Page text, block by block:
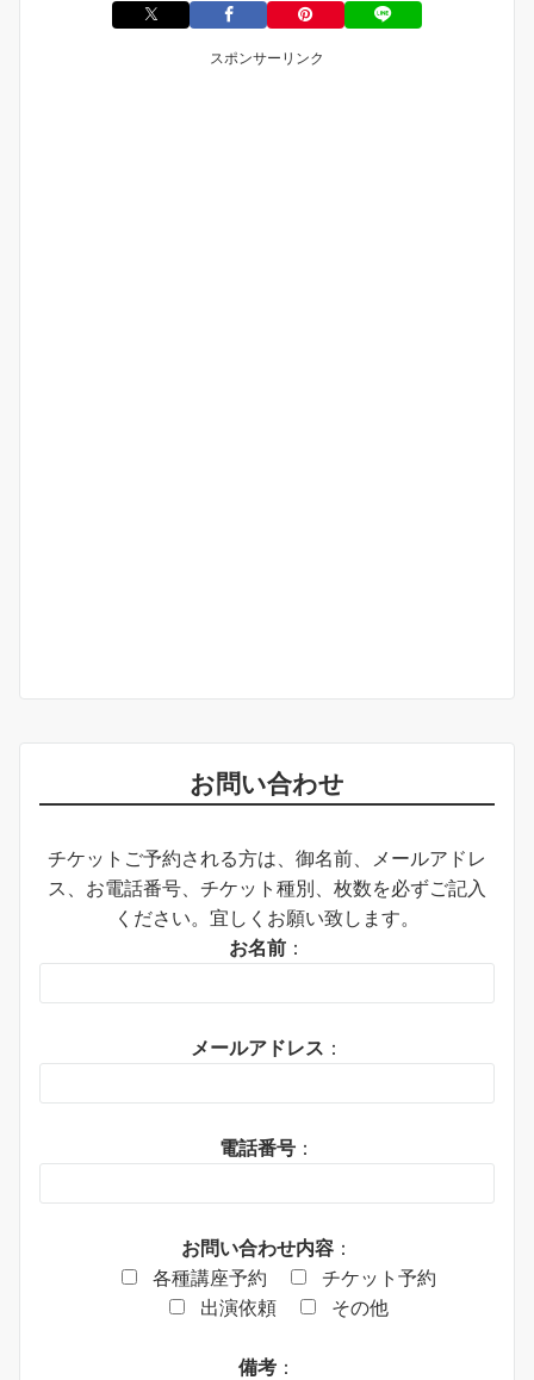
スポンサーリンク
お問い合わせ
チケットご予約される方は、御名前、メールアドレ
ス、お電話番号、チケット種別、枚数を必ずご記入
ください。宜しくお願い致します。
お名前 ：
メールアドレス ：
電話番号 ：
お問い合わせ内容 ：
各種講座予約
チケット予約
出演依頼
その他
備考 ：